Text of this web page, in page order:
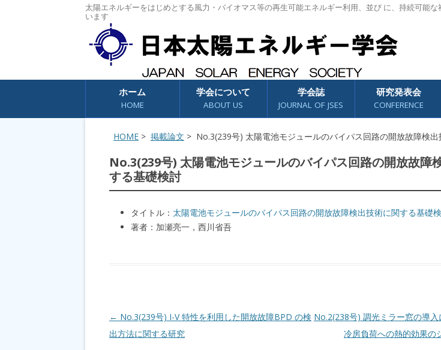
太陽エネルギーをはじめとする風力・バイオマス等の再生可能エネルギー利用、並び に、持続可能
います
コンテンツへスキップ
ホーム
HOME
学会について
ABOUT US
学会誌
JOURNAL OF JSES
研究発表会
CONFERENCE
HOME > 掲載論文 > No.3(239号) 太陽電池モジュールのバイパス回路の開放故障検
No.3(239号) 太陽電池モジュールのバイパス回路の開放故障
する基礎検討
タイトル： 太陽電池モジュールのバイパス回路の開放故障検出技術に関する基礎
著者：加瀬亮一，西川省吾
投稿ナビゲーション
← No.3(239号) I-V 特性を利用した開放故障BPD の検
出方法に関する研究
No.2(238号) 調光ミラー窓の導
冷房負荷への熱的効果の